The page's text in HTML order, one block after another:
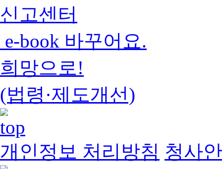
신고센터
e-book 바꾸어요.
희망으로!
(법령·제도개선)
개인정보 처리방침 청사